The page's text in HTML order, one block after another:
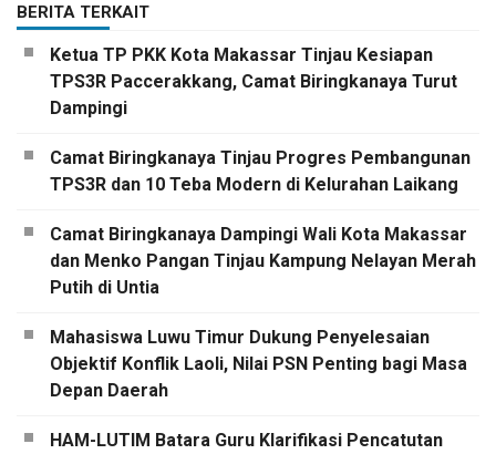
BERITA TERKAIT
Ketua TP PKK Kota Makassar Tinjau Kesiapan
TPS3R Paccerakkang, Camat Biringkanaya Turut
Dampingi
Camat Biringkanaya Tinjau Progres Pembangunan
TPS3R dan 10 Teba Modern di Kelurahan Laikang
Camat Biringkanaya Dampingi Wali Kota Makassar
dan Menko Pangan Tinjau Kampung Nelayan Merah
Putih di Untia
Mahasiswa Luwu Timur Dukung Penyelesaian
Objektif Konflik Laoli, Nilai PSN Penting bagi Masa
Depan Daerah
HAM-LUTIM Batara Guru Klarifikasi Pencatutan